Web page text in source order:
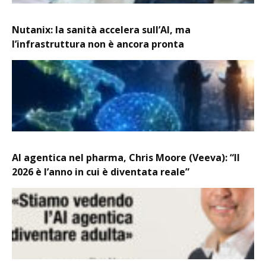
Nutanix: la sanità accelera sull’AI, ma
l’infrastruttura non è ancora pronta
AI agentica nel pharma, Chris Moore (Veeva): “Il
2026 è l’anno in cui è diventata reale”